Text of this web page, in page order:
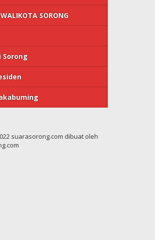
SORONG
Sorong
suarasorong.com dibuat oleh